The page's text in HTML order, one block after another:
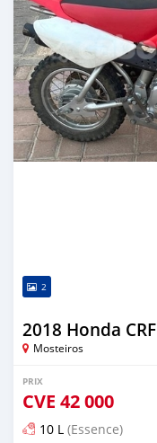
2
2018 Honda CRF
Mosteiros
PRIX
CVE 42 000
10 L (Essence)